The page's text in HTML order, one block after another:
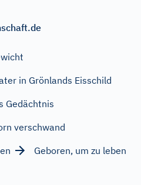
in Grönlands Eisschild
Gedächtnis
verschwand
Geboren, um zu leben